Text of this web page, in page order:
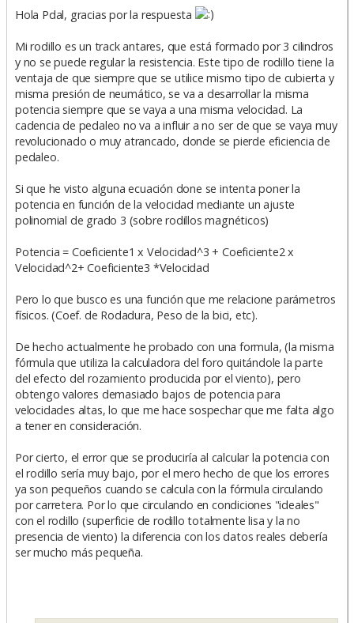
n
s
j
Hola Pdal, gracias por la respuesta
Mi rodillo es un track antares, que está formado por 3 cilindros
y no se puede regular la resistencia. Este tipo de rodillo tiene la
ventaja de que siempre que se utilice mismo tipo de cubierta y
misma presión de neumático, se va a desarrollar la misma
potencia siempre que se vaya a una misma velocidad. La
cadencia de pedaleo no va a influir a no ser de que se vaya muy
revolucionado o muy atrancado, donde se pierde eficiencia de
pedaleo.
Si que he visto alguna ecuación done se intenta poner la
potencia en función de la velocidad mediante un ajuste
polinomial de grado 3 (sobre rodillos magnéticos)
Potencia = Coeficiente1 x Velocidad^3 + Coeficiente2 x
Velocidad^2+ Coeficiente3 *Velocidad
Pero lo que busco es una función que me relacione parámetros
físicos. (Coef. de Rodadura, Peso de la bici, etc).
De hecho actualmente he probado con una formula, (la misma
fórmula que utiliza la calculadora del foro quitándole la parte
del efecto del rozamiento producida por el viento), pero
obtengo valores demasiado bajos de potencia para
velocidades altas, lo que me hace sospechar que me falta algo
a tener en consideración.
Por cierto, el error que se produciría al calcular la potencia con
el rodillo sería muy bajo, por el mero hecho de que los errores
ya son pequeños cuando se calcula con la fórmula circulando
por carretera. Por lo que circulando en condiciones "ideales"
con el rodillo (superficie de rodillo totalmente lisa y la no
presencia de viento) la diferencia con los datos reales debería
ser mucho más pequeña.